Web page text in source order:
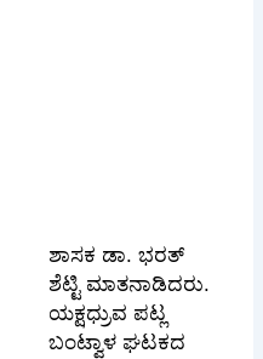
ಶಾಸಕ ಡಾ. ಭರತ್
ಶೆಟ್ಟಿ ಮಾತನಾಡಿದರು.
ಯಕ್ಷಧ್ರುವ ಪಟ್ಲ
ಬಂಟ್ವಾಳ ಘಟಕದ